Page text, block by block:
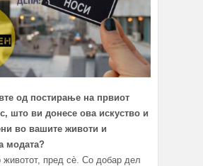
од постирање на првиот
што ви донесе ова искуство и
во вашите животи и
модата?
животот, пред сè. Со добар дел